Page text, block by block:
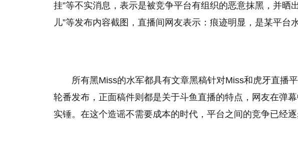
挂”等不实消息，表示是被竞争平台有组织的恶意抹黑，并晒
儿”等发布内容截图，直播间网友表示：痕迹明显，是某平台
所有黑Miss的水军都具有文章黑稿针对Miss和虎牙直播
轮番发布，正面稿件则都是关于斗鱼直播的特点，网友在弹
实锤。在这个造谣不需要成本的时代，平台之间的竞争已经